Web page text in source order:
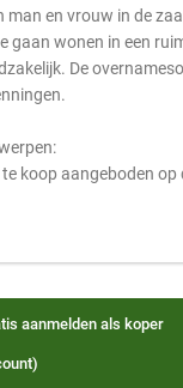
man en vrouw in de
gaan wonen in een
De
koop aangeboden op
aanmelden als koper